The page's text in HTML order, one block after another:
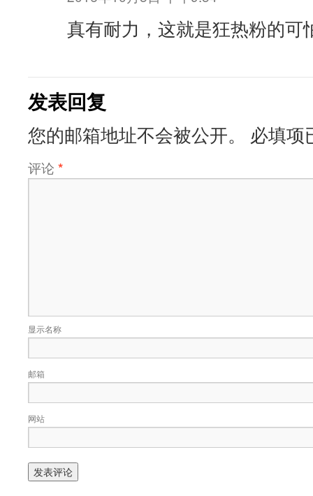
真有耐力，这就是狂热粉的可
发表回复
您的邮箱地址不会被公开。 必填项
评论 *
显示名称
邮箱
网站